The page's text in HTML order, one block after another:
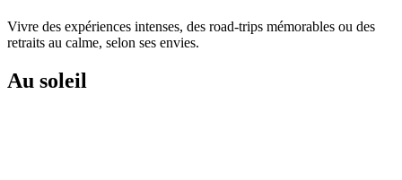
Vivre des expériences intenses, des road-trips mémorables ou des
retraits au calme, selon ses envies.
Au soleil